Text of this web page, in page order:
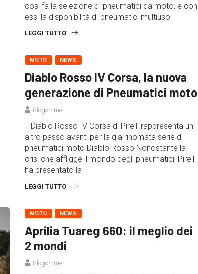
così fa la selezione di pneumatici da moto, e con
essi la disponibilità di pneumatici multiuso
LEGGI TUTTO
MOTO NEWS
Diablo Rosso IV Corsa, la nuova
generazione di Pneumatici moto
Blogomme
Il Diablo Rosso IV Corsa di Pirelli rappresenta un
altro passo avanti per la già rinomata serie di
pneumatici moto Diablo Rosso Nonostante la
crisi che affligge il mondo degli pneumatici, Pirelli
ha presentato la
LEGGI TUTTO
MOTO NEWS
Aprilia Tuareg 660: il meglio dei
2 mondi
Blogomme